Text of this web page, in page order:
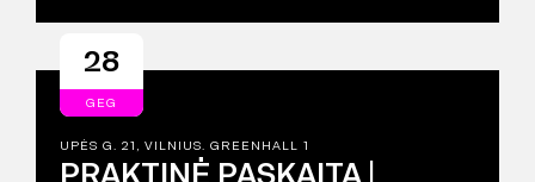
28
GEG
UPĖS G. 21, VILNIUS. GREENHALL 1
PRAKTINĖ PASKAITA |